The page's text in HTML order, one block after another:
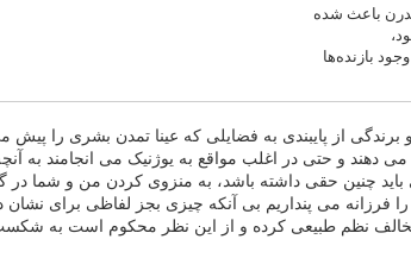
باعث شده
بازنده‌ها
از پایبندی به فضایلی که عینا تمدن بشری را پیش
دهند و حتی در اغلب مواقع به یوژنیک می انجامند به
چنین حقی داشته باشد، به منزوی کردن من و شما
فرزانه می پنداریم بی آنکه چیزی بجز لفاظی برای نشان
نظم طبیعی کرده و از این نظر محکوم است به